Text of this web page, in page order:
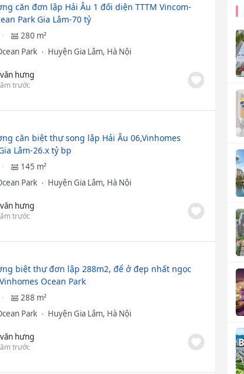
căn đơn lập Hải Âu 1 đối diện TTTM Vincom-
Park Gia Lâm-70 tỷ
280 m²
Park
Huyện Gia Lâm, Hà Nội
hưng
trước
căn biệt thự song lập Hải Âu 06,Vinhomes
Lâm-26.x tỷ bp
145 m²
Park
Huyện Gia Lâm, Hà Nội
hưng
trước
biệt thự đơn lập 288m2, để ở đẹp nhất ngọc
Ocean Park
288 m²
Park
Huyện Gia Lâm, Hà Nội
hưng
trước